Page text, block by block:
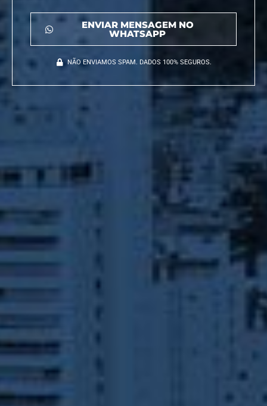
ENVIAR MENSAGEM NO
WHATSAPP
NÃO ENVIAMOS SPAM. DADOS 100% SEGUROS.